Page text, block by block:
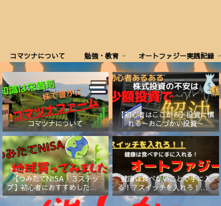
コマツナについて 勉強・教育 オートファジー実践記録
コマツナについて
【初心者はここから】投資に慣
れる～おこづかい投資～
【つみたてNISA・３ステッ
プ】初心者におすすめしたい証
券会社と商品
健康は食べないことで手に入
る！？スイッチを入れろ！【オ
ートファジー】